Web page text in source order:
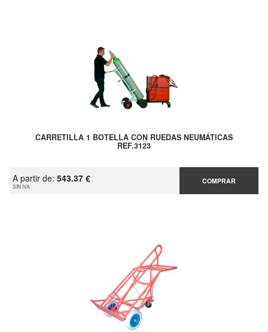
CARRETILLA 1 BOTELLA CON RUEDAS NEUMÁTICAS
REF.3123
A partir de: 543.37 €
SIN IVA
COMPRAR